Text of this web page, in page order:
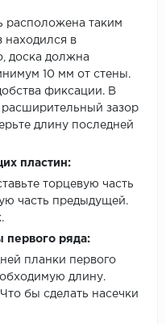
расположена таким
находился в
доска должна
10 мм от стены.
фиксации. В
расширительный зазор
длину последней
пластин:
торцевую часть
часть предыдущей.
первого ряда:
планки первого
длину.
бы сделать насечки